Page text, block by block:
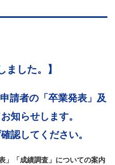
ました。】
請者の「卒業発表」及
知らせします。
認してください。
」「成績調査」についての案内